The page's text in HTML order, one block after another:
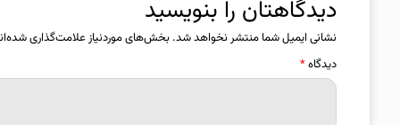
دیدگاهتان را بنویسید
نشانی ایمیل شما منتشر نخواهد شد. بخش‌های موردنیاز علامت‌گذاری
دیدگاه*